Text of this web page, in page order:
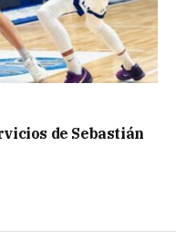
de Sebastián